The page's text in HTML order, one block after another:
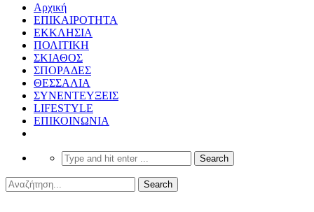
Αρχική
ΕΠΙΚΑΙΡΟΤΗΤΑ
ΕΚΚΛΗΣΙΑ
ΠΟΛΙΤΙΚΗ
ΣΚΙΑΘΟΣ
ΣΠΟΡΑΔΕΣ
ΘΕΣΣΑΛΙΑ
ΣΥΝΕΝΤΕΥΞΕΙΣ
LIFESTYLE
ΕΠΙΚΟΙΝΩΝΙΑ